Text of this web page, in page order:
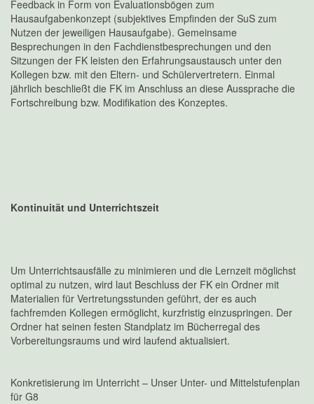
Feedback in Form von Evaluationsbögen zum
Hausaufgabenkonzept (subjektives Empfinden der SuS zum
Nutzen der jeweiligen Hausaufgabe). Gemeinsame
Besprechungen in den Fachdienstbesprechungen und den
Sitzungen der FK leisten den Erfahrungsaustausch unter den
Kollegen bzw. mit den Eltern- und Schülervertretern. Einmal
jährlich beschließt die FK im Anschluss an diese Aussprache die
Fortschreibung bzw. Modifikation des Konzeptes.
Kontinuität und Unterrichtszeit
Um Unterrichtsausfälle zu minimieren und die Lernzeit möglichst
optimal zu nutzen, wird laut Beschluss der FK ein Ordner mit
Materialien für Vertretungsstunden geführt, der es auch
fachfremden Kollegen ermöglicht, kurzfristig einzuspringen. Der
Ordner hat seinen festen Standplatz im Bücherregal des
Vorbereitungsraums und wird laufend aktualisiert.
Konkretisierung im Unterricht – Unser Unter- und Mittelstufenplan
für G8